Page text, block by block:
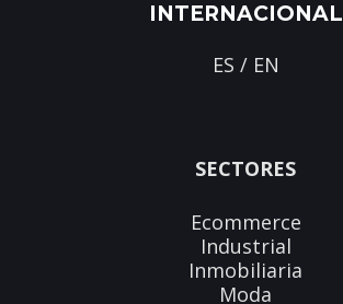
INTERNACIONAL
ES / EN
SECTORES
Ecommerce
Industrial
Inmobiliaria
Moda